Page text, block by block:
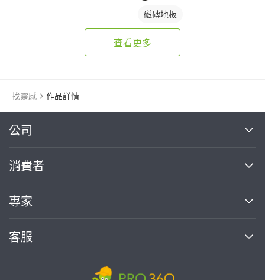
磁磚地板
查看更多
找靈感 作品詳情
公司
關於我們
部落格
加入我們
消費者
買服務
熱門服務
專家
案件中心
客服
繼續完成